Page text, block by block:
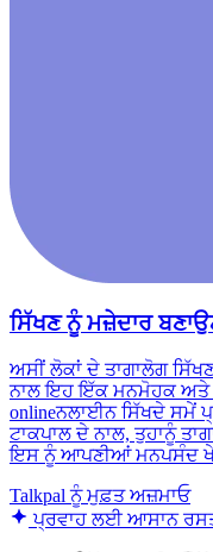
ਸਿੱਖਣ ਨੂੰ ਮਜ਼ੇਦਾਰ
ਅਸੀਂ ਲੋਕਾਂ ਦੇ ਤਾਗਾਲੋਗ
ਨਾਲ ਇਹ ਇੱਕ ਮਨਮੋਹਕ ਅਤੇ
onlineਨਲਾਈਨ ਸਿੱਖਦੇ ਸਮੇਂ
ਟਾਕਪਾਲ ਦੇ ਨਾਲ, ਤੁਹਾਨੂੰ
ਇਸ ਨੂੰ ਆਪਣੀਆਂ ਮਨਪਸੰਦ
Talkpal ਨੂੰ ਮੁਫ਼ਤ ਅਜ਼ਮਾਓ
ਪ੍ਰਵਾਹ ਲਈ ਆਸਾਨ